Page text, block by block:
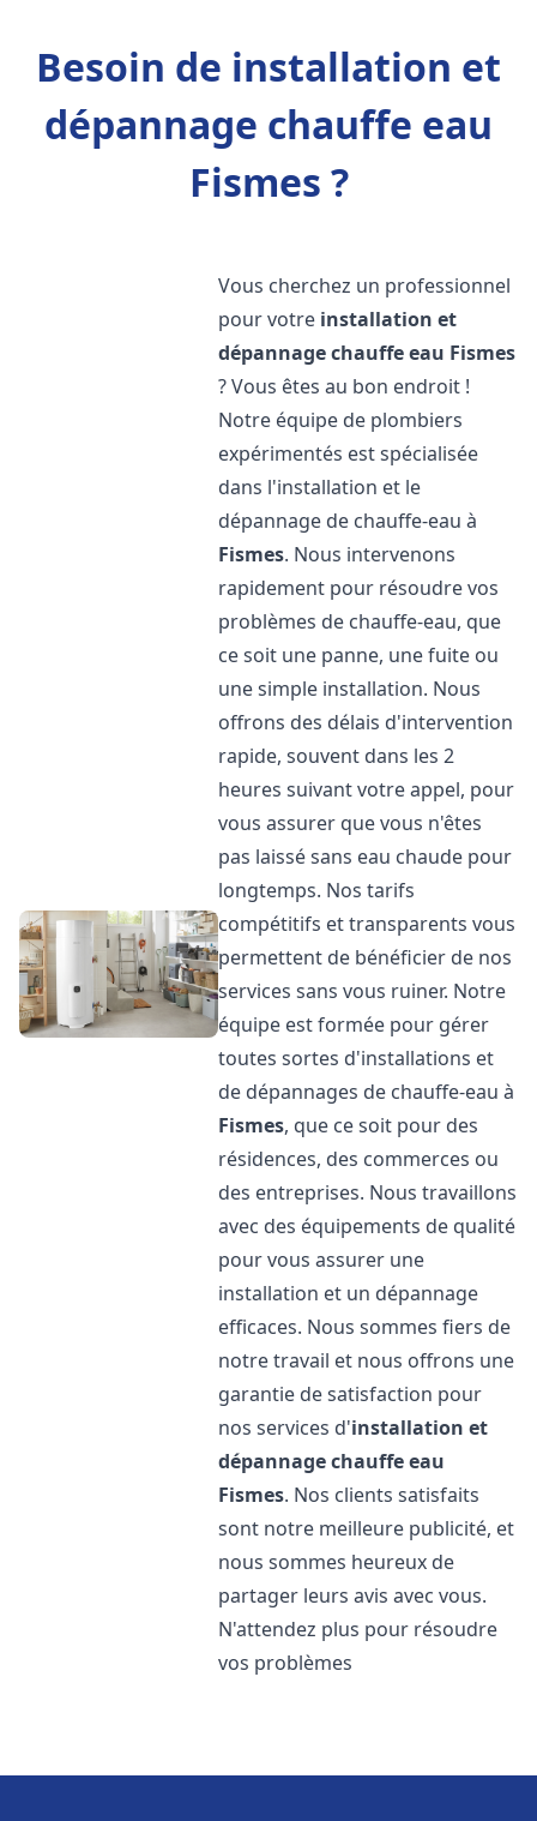
Besoin de installation et
dépannage chauffe eau
Fismes ?
Vous cherchez un professionnel
pour votre installation et
dépannage chauffe eau Fismes
? Vous êtes au bon endroit !
Notre équipe de plombiers
expérimentés est spécialisée
dans l'installation et le
dépannage de chauffe-eau à
Fismes. Nous intervenons
rapidement pour résoudre vos
problèmes de chauffe-eau, que
ce soit une panne, une fuite ou
une simple installation. Nous
offrons des délais d'intervention
rapide, souvent dans les 2
heures suivant votre appel, pour
vous assurer que vous n'êtes
pas laissé sans eau chaude pour
longtemps. Nos tarifs
compétitifs et transparents vous
permettent de bénéficier de nos
services sans vous ruiner. Notre
équipe est formée pour gérer
toutes sortes d'installations et
de dépannages de chauffe-eau à
Fismes, que ce soit pour des
résidences, des commerces ou
des entreprises. Nous travaillons
avec des équipements de qualité
pour vous assurer une
installation et un dépannage
efficaces. Nous sommes fiers de
notre travail et nous offrons une
garantie de satisfaction pour
nos services d'installation et
dépannage chauffe eau
Fismes. Nos clients satisfaits
sont notre meilleure publicité, et
nous sommes heureux de
partager leurs avis avec vous.
N'attendez plus pour résoudre
vos problèmes